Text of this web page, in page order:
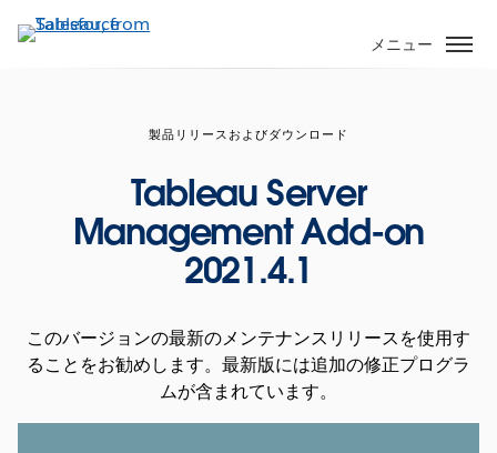
イ
メニュー
製品リリースおよびダウンロード
Tableau Server
Management Add-on
2021.4.1
このバージョンの最新のメンテナンスリリースを使用す
ることをお勧めします。最新版には追加の修正プログラ
ムが含まれています。